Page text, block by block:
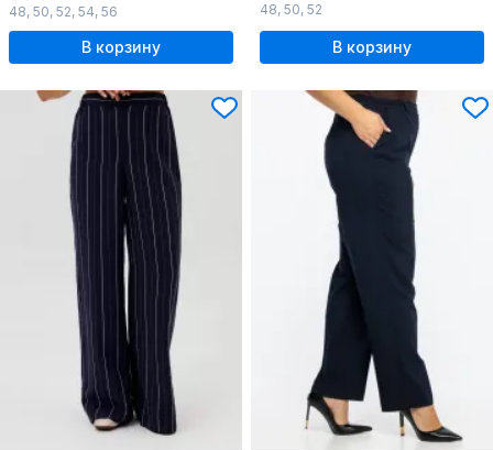
48, 50, 52, 54, 56
В корзину
48, 50, 52
В корзину